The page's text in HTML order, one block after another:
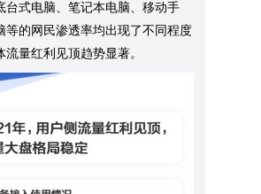
台式电脑、笔记本电脑、移动手
等的网民渗透率均出现了不同程度
流量红利见顶趋势显著。